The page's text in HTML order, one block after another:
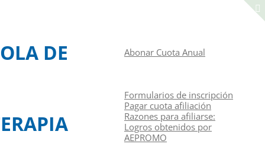
Abonar Cuota Anual
Formularios de inscripción
Pagar cuota afiliación
Razones para afiliarse:
Logros obtenidos por
AEPROMO
DE